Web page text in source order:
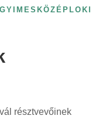
GYIMESKÖZÉPLOKI
résztvevőinek